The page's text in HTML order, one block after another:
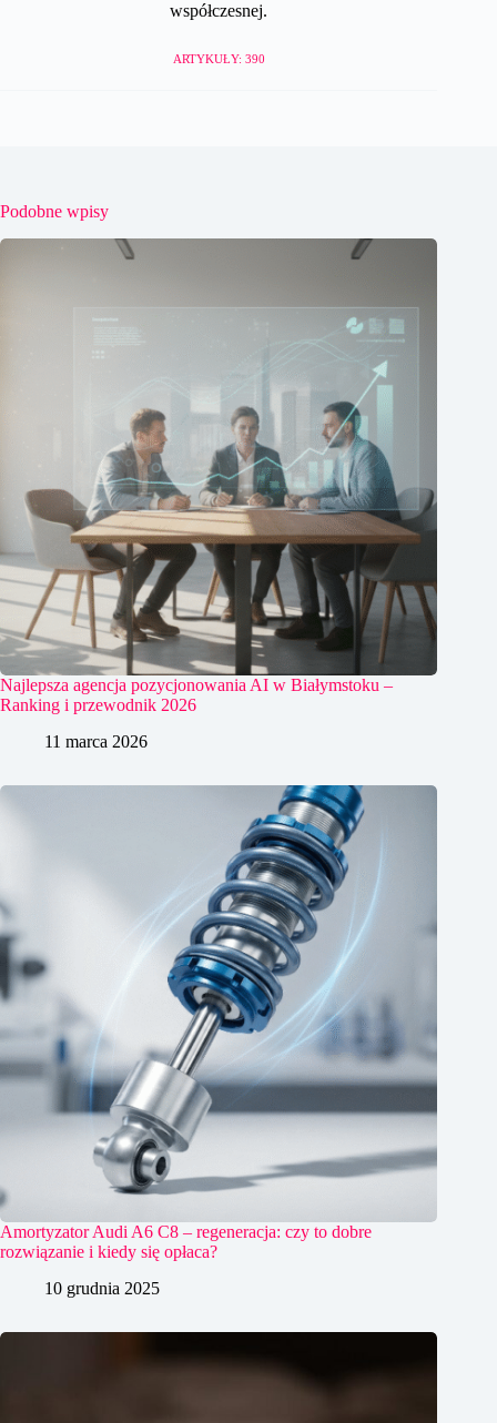
współczesnej.
ARTYKUŁY: 390
Podobne wpisy
Najlepsza agencja pozycjonowania AI w Białymstoku –
Ranking i przewodnik 2026
11 marca 2026
Amortyzator Audi A6 C8 – regeneracja: czy to dobre
rozwiązanie i kiedy się opłaca?
10 grudnia 2025